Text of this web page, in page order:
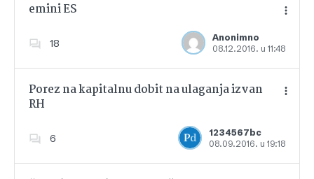
emini ES
18
Anonimno
08.12.2016. u 11:48
Dodajte u favorite
Porez na kapitalnu dobit na ulaganja izvan
RH
6
1234567bc
08.09.2016. u 19:18
Dodajte u favorite